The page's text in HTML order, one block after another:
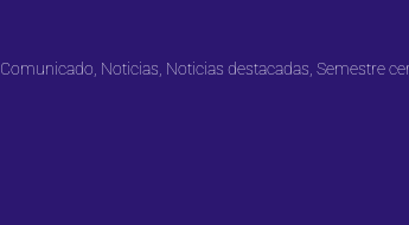
Comunicado Noticias Noticias destacadas ,Semestre